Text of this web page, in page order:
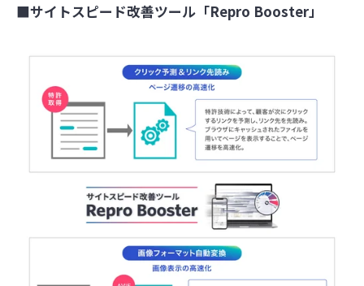
■サイトスピード改善ツール「Repro Booster」